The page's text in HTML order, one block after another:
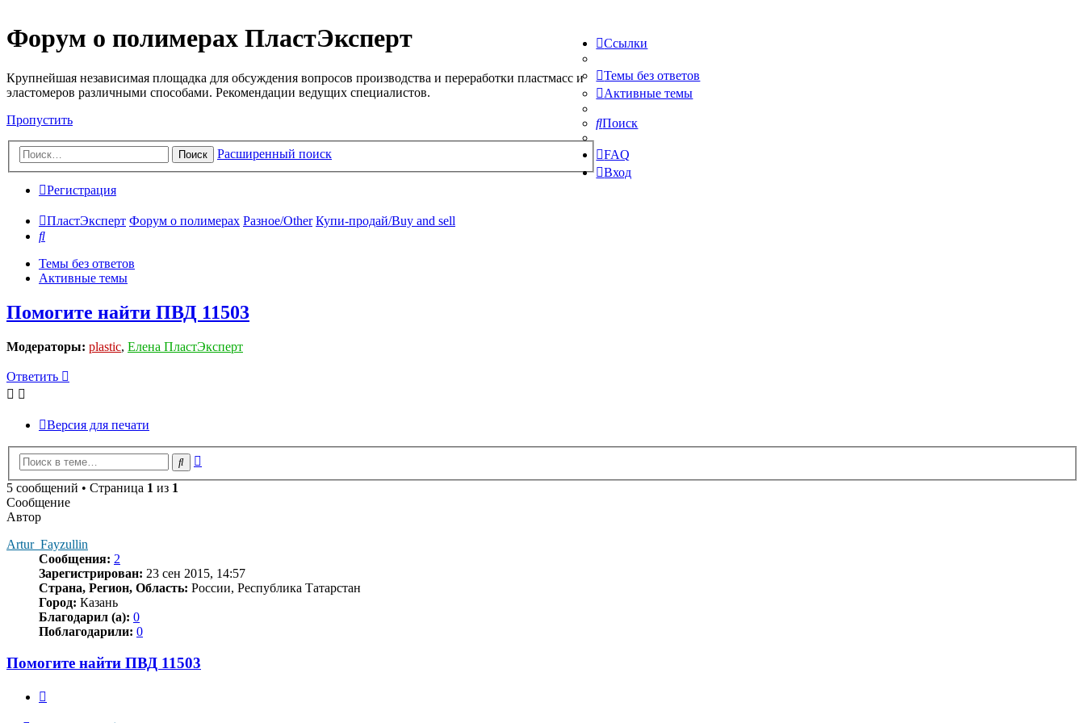
Форум о полимерах ПластЭксперт
Крупнейшая независимая площадка для обсуждения вопросов производства и переработки пластмасс и
эластомеров различными способами. Рекомендации ведущих специалистов.
Пропустить
Поиск Расширенный поиск
Ссылки
Темы без ответов
Активные темы
Поиск
FAQ
Вход
Регистрация
ПластЭксперт Форум о полимерах Разное/Other Купи-продай/Buy and sell
Поиск
Темы без ответов
Активные темы
Помогите найти ПВД 11503
Модераторы: plastic, Елена ПластЭксперт
Ответить
Версия для печати
Поиск
5 сообщений • Страница 1 из 1
Сообщение
Автор
Artur_Fayzullin
Сообщения: 2
Зарегистрирован: 23 сен 2015, 14:57
Страна, Регион, Область: России, Республика Татарстан
Город: Казань
Благодарил (а): 0
Поблагодарили: 0
Помогите найти ПВД 11503